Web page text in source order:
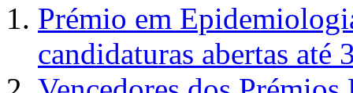
Prémio em
candidaturas abertas até